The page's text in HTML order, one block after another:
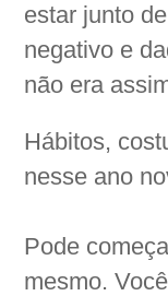
estar junto
negativo e
não era
Hábitos,
nesse ano
Pode
mesmo.